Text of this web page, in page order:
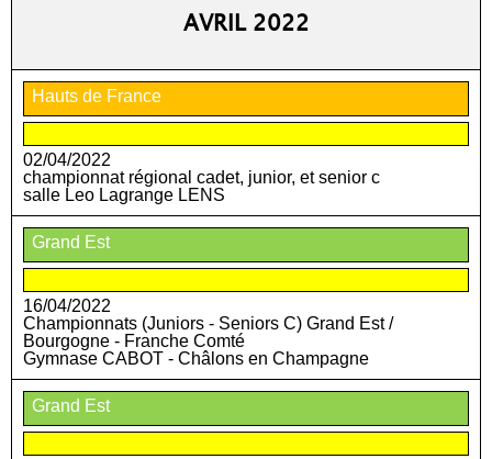
AVRIL 2022
Hauts de France
02/04/2022
championnat régional cadet, junior, et senior c
salle Leo Lagrange LENS
Grand Est
16/04/2022
Championnats (Juniors - Seniors C) Grand Est /
Bourgogne - Franche Comté
Gymnase CABOT - Châlons en Champagne
Grand Est